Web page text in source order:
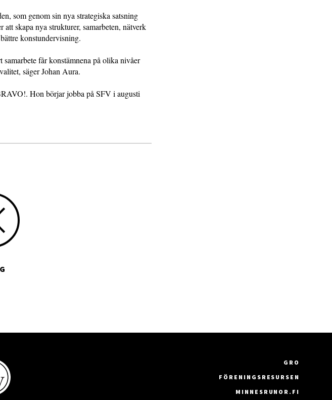
som genom sin nya strategiska satsning
skapa nya strukturer, samarbeten, nätverk
konstundervisning.
får konstämnena på olika nivåer
säger Johan Aura.
Hon börjar jobba på SFV i augusti
GRO
FÖRENINGSRESURSEN
MINNESRUNOR.FI